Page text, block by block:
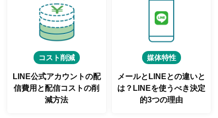
コスト削減
LINE公式アカウントの配
信費用と配信コストの削
減方法
媒体特性
メールとLINEとの違いと
は？ LINEを使うべき決定
的3つの理由